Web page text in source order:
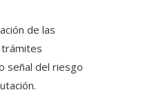
de las
señal del riesgo